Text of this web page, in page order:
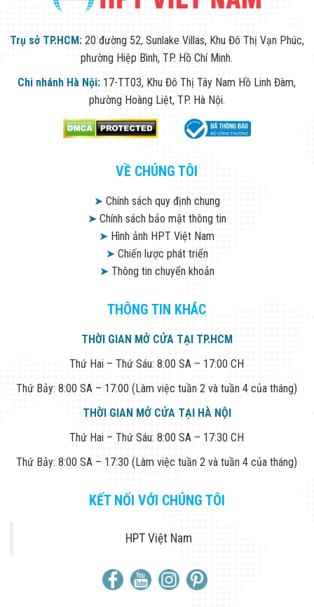
Trụ sở TP.HCM: 20 đường 52, Sunlake Villas, Khu Đô Thị Vạn Phúc,
phường Hiệp Bình, TP. Hồ Chí Minh.
Chi nhánh Hà Nội: 17-TT03, Khu Đô Thị Tây Nam Hồ Linh Đàm,
phường Hoàng Liệt, TP. Hà Nội.
VỀ CHÚNG TÔI
➤Chính sách quy định chung
➤Chính sách bảo mật thông tin
➤ Hình ảnh HPT Việt Nam
➤Chiến lược phát triển
➤Thông tin chuyển khoản
THÔNG TIN KHÁC
THỜI GIAN MỞ CỬA TẠI TP.HCM
Thứ Hai – Thứ Sáu: 8:00 SA – 17:00 CH
Thứ Bảy: 8:00 SA – 17:00 (Làm việc tuần 2 và tuần 4 của tháng)
THỜI GIAN MỞ CỬA TẠI HÀ NỘI
Thứ Hai – Thứ Sáu: 8:00 SA – 17:30 CH
Thứ Bảy: 8:00 SA – 17:30 (Làm việc tuần 2 và tuần 4 của tháng)
KẾT NỐI VỚI CHÚNG TÔI
HPT Việt Nam